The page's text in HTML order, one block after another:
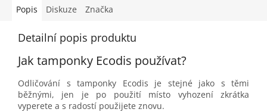
Popis Diskuze Značka
Detailní popis produktu
Jak tamponky Ecodis používat?
Odličování s tamponky Ecodis je stejné jako s těmi
běžnými, jen je po použití místo vyhození zkrátka
vyperete a s radostí použijete znovu.